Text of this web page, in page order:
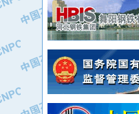
·正泰集团
·华北油田科达开发有限
·中石化西南石油局井下
·大庆油田石油专用设备
·江苏丹化集团有限责任
·中核苏阀科技实业股份
·中国石化茂名石化分公
·中国石油大港油田分公
·靖江市天和泵业有限公